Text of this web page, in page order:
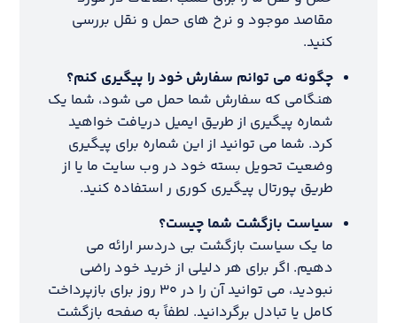
مقاصد موجود و نرخ های حمل و نقل بررسی
کنید.
چگونه می توانم سفارش خود را پیگیری کنم؟
هنگامی که سفارش شما حمل می شود، شما یک
شماره پیگیری از طریق ایمیل دریافت خواهید
کرد. شما می توانید از این شماره برای پیگیری
وضعیت تحویل بسته خود در وب سایت ما یا از
طریق پورتال پیگیری کوری ر استفاده کنید.
سیاست بازگشت شما چیست؟
ما یک سیاست بازگشت بی دردسر ارائه می
دهیم. اگر برای هر دلیلی از خرید خود راضی
نبودید، می توانید آن را در ۳۰ روز برای بازپرداخت
کامل یا تبادل برگردانید. لطفاً به صفحه بازگشت